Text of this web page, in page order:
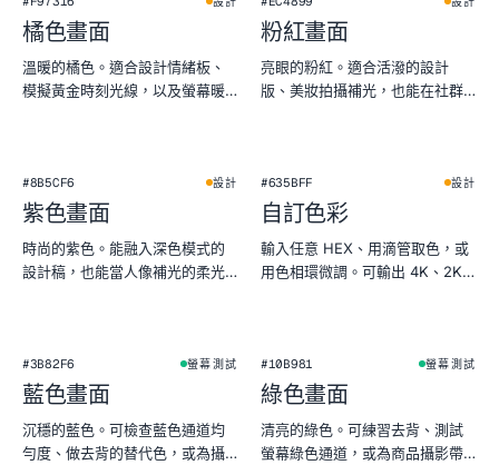
橘色畫面
溫暖的橘色。適合設計情緒板、
模擬黃金時刻光線，以及螢幕暖
粉紅畫面
亮眼的粉紅。適合活潑的設計
版、美妝拍攝補光，也能在社群
#8B5CF6 設計
紫色畫面
時尚的紫色。能融入深色模式的
設計稿，也能當人像補光的柔光
★
#635BFF 設計
自訂色彩
輸入任意 HEX、用滴管取色，或
用色相環微調。可輸出 4K、2K、
#3B82F6 螢幕測試
藍色畫面
沉穩的藍色。可檢查藍色通道均
勻度、做去背的替代色，或為攝
#10B981 螢幕測試
綠色畫面
清亮的綠色。可練習去背、測試
螢幕綠色通道，或為商品攝影帶